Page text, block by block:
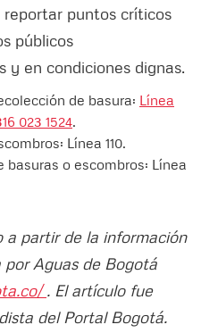
puntos críticos
públicos
y en condiciones dignas.
de basura: Línea
023 1524.
Línea 110.
basuras o escombros: Línea
a partir de la información
Aguas de Bogotá
. El artículo fue
del Portal Bogotá.